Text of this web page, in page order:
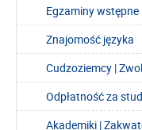
Egzaminy wstępne
Znajomość języka
Cudzoziemcy |
Odpłatność za
Akademiki |